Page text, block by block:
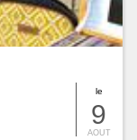
le
9
AOUT